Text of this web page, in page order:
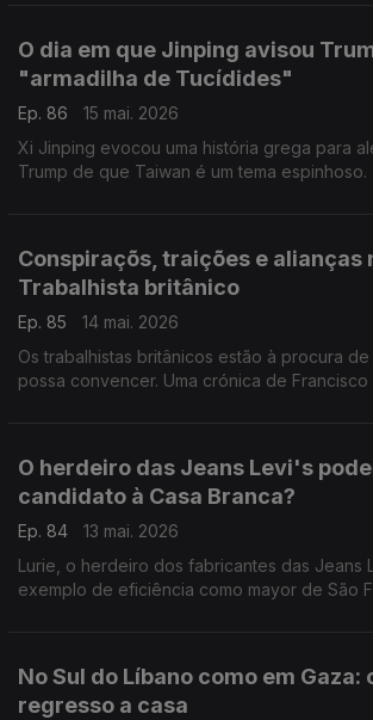
O dia em que Jinping avisou
"armadilha de Tucídides"
Ep. 86
15 mai. 2026
Xi Jinping evocou uma história grega para
Trump de que Taiwan é um tema espinhoso.
Conspiraçõs, traições e alianças
Trabalhista britânico
Ep. 85
14 mai. 2026
Os trabalhistas britânicos estão à procura
possa convencer. Uma crónica de Francisco
O herdeiro das Jeans Levi's
candidato à Casa Branca?
Ep. 84
13 mai. 2026
Lurie, o herdeiro dos fabricantes das Jeans
exemplo de eficiência como mayor de São
No Sul do Líbano como em Gaza:
regresso a casa